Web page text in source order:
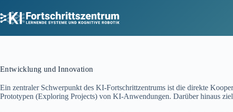
Inhalt
springen
Entwicklung und Innovation
Ein zentraler Schwerpunkt des KI-Fortschrittzentrums ist die direkte
Prototypen (Exploring Projects) von KI-Anwendungen. Darüber hinaus